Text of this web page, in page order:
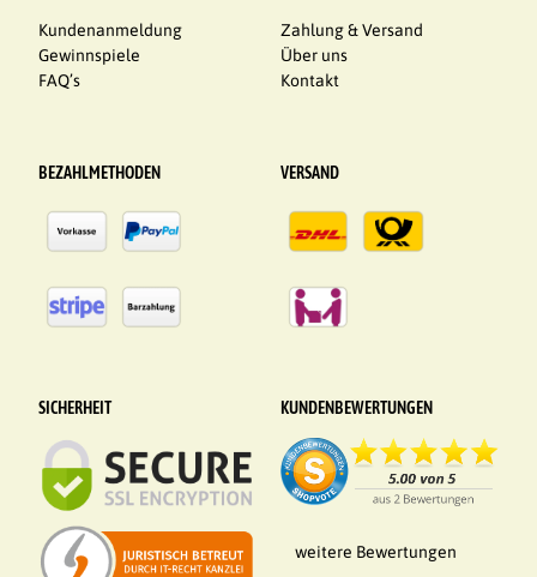
Kundenanmeldung
Gewinnspiele
FAQ’s
Zahlung & Versand
Über uns
Kontakt
BEZAHLMETHODEN VERSAND
SICHERHEIT KUNDENBEWERTUNGEN
weitere Bewertungen